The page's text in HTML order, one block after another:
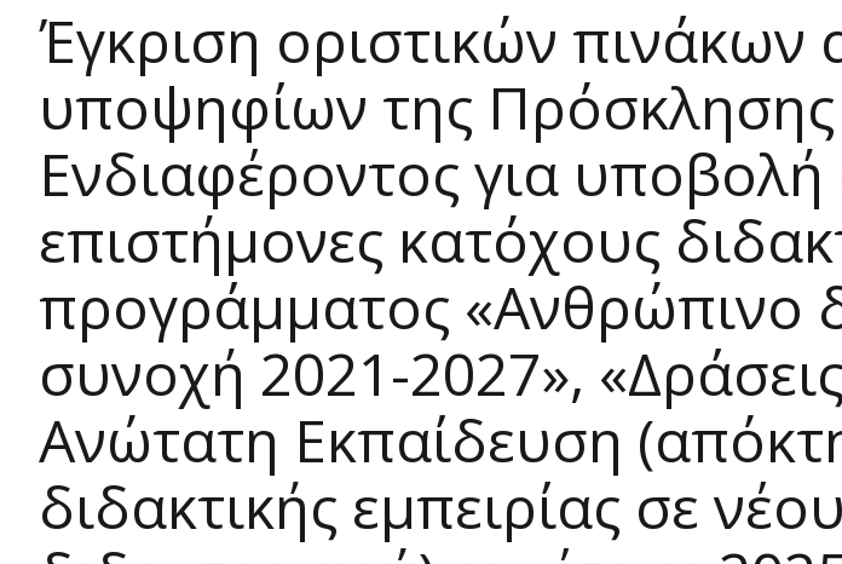
Έγκριση οριστικών πινάκων
υποψηφίων της
Ενδιαφέροντος για
επιστήμονες κατόχους
προγράμματος «Ανθρώπινο
συνοχή 2021-2027»,
Ανώτατη Εκπαίδευση
διδακτικής εμπειρίας σε